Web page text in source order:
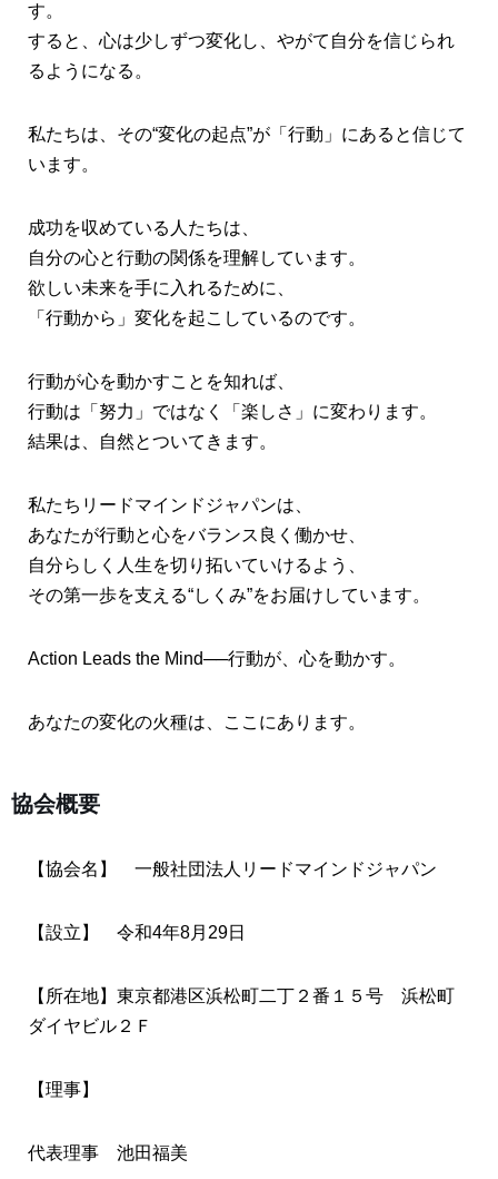
す。
すると、心は少しずつ変化し、やがて自分を信じられ
るようになる。
私たちは、その“変化の起点”が「行動」にあると信じて
います。
成功を収めている人たちは、
自分の心と行動の関係を理解しています。
欲しい未来を手に入れるために、
「行動から」変化を起こしているのです。
行動が心を動かすことを知れば、
行動は「努力」ではなく「楽しさ」に変わります。
結果は、自然とついてきます。
私たちリードマインドジャパンは、
あなたが行動と心をバランス良く働かせ、
自分らしく人生を切り拓いていけるよう、
その第一歩を支える“しくみ”をお届けしています。
Action Leads the Mind──行動が、心を動かす。
あなたの変化の火種は、ここにあります。
協会概要
【協会名】 一般社団法人リードマインドジャパン
【設立】 令和4年8月29日
【所在地】東京都港区浜松町二丁２番１５号 浜松町
ダイヤビル２Ｆ
【理事】
代表理事 池田福美